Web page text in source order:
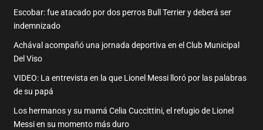
Escobar: fue atacado por dos perros Bull Terrier y deberá ser
indemnizado
Achával acompañó una jornada deportiva en el Club Municipal
Del Viso
VIDEO: La entrevista en la que Lionel Messi lloró por las palabras
de su papá
Los hermanos y su mamá Celia Cuccittini, el refugio de Lionel
Messi en su momento más duro